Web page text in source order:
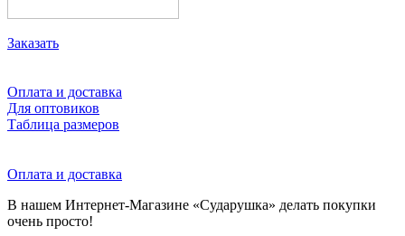
Заказать
Оплата и доставка
Для оптовиков
Таблица размеров
Оплата и доставка
В нашем Интернет-Магазине «Сударушка» делать покупки
очень просто!